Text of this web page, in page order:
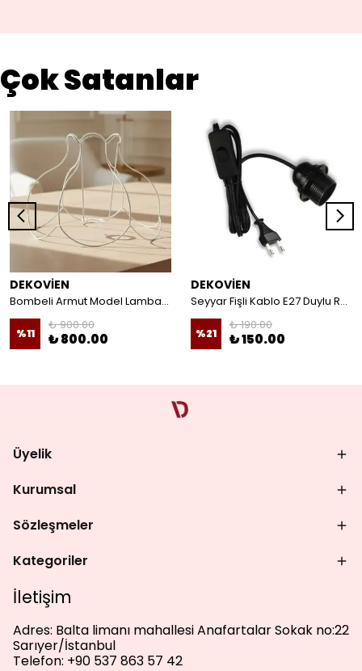
Çok Satanlar
DEKOVİEN
Bombeli Armut Model Lambader Teli Galvaniz
%11
₺ 900.00
₺ 800.00
DEKOVİEN
Seyyar Fişli Kablo E27 Duylu Rondelalı Anahtarlı Kablo Arapuarlı Abajur Kablo
%21
₺ 190.00
₺ 150.00
Üyelik
Kurumsal
Sözleşmeler
Kategoriler
İletişim
Adres: Balta limanı mahallesi Anafartalar Sokak no:22
Sarıyer/İstanbul
Telefon: +90 537 863 57 42